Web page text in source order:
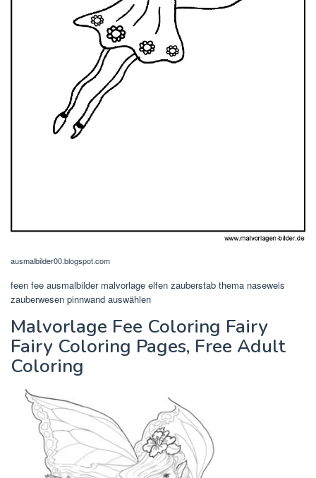
ausmalbilder00.blogspot.com
feen fee ausmalbilder malvorlage elfen zauberstab thema naseweis
zauberwesen pinnwand auswählen
Malvorlage Fee Coloring Fairy
Fairy Coloring Pages, Free Adult
Coloring